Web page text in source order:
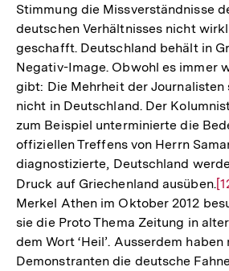
Stimmung die Missverständnisse
deutschen Verhältnisses nicht
geschafft. Deutschland behält in
Negativ-Image. Obwohl es immer
gibt: Die Mehrheit der Journalisten
nicht in Deutschland. Der
zum Beispiel unterminierte die
offiziellen Treffens von Herrn
diagnostizierte, Deutschland
Druck auf Griechenland ausüben.
Merkel Athen im Oktober 2012
sie die Proto Thema Zeitung in
dem Wort ‘Heil’. Ausserdem haben
Demonstranten die deutsche